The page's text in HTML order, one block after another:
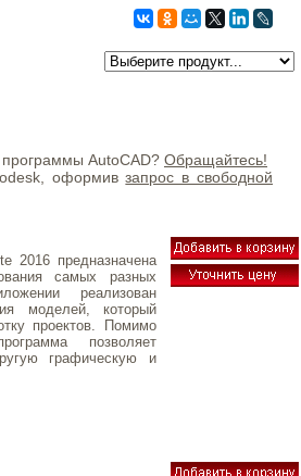
AutoCAD? Обращайтесь!
оформивзапрос в свободной
2016 предназначена
самых разных
реализован
моделей, который
проектов. Помимо
позволяет
графическую и